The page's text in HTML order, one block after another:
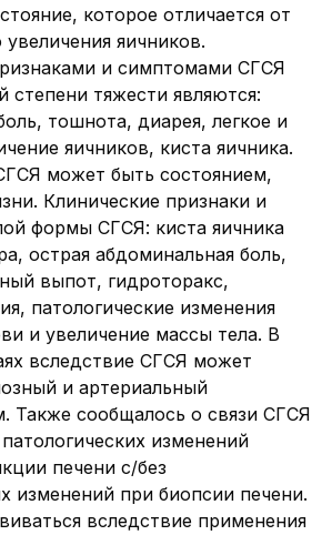
которое отличается от
яичников.
и симптомами СГСЯ
степени тяжести являются:
тошнота, диарея, легкое и
яичников, киста яичника.
может быть состоянием,
Клинические признаки и
формы СГСЯ: киста яичника
острая абдоминальная боль,
выпот, гидроторакс,
патологические изменения
и увеличение массы тела. В
вследствие СГСЯ может
и артериальный
Также сообщалось о связи СГСЯ
изменений
печени с/без
изменений при биопсии печени.
вследствие применения